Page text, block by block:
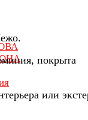
покрыта
или